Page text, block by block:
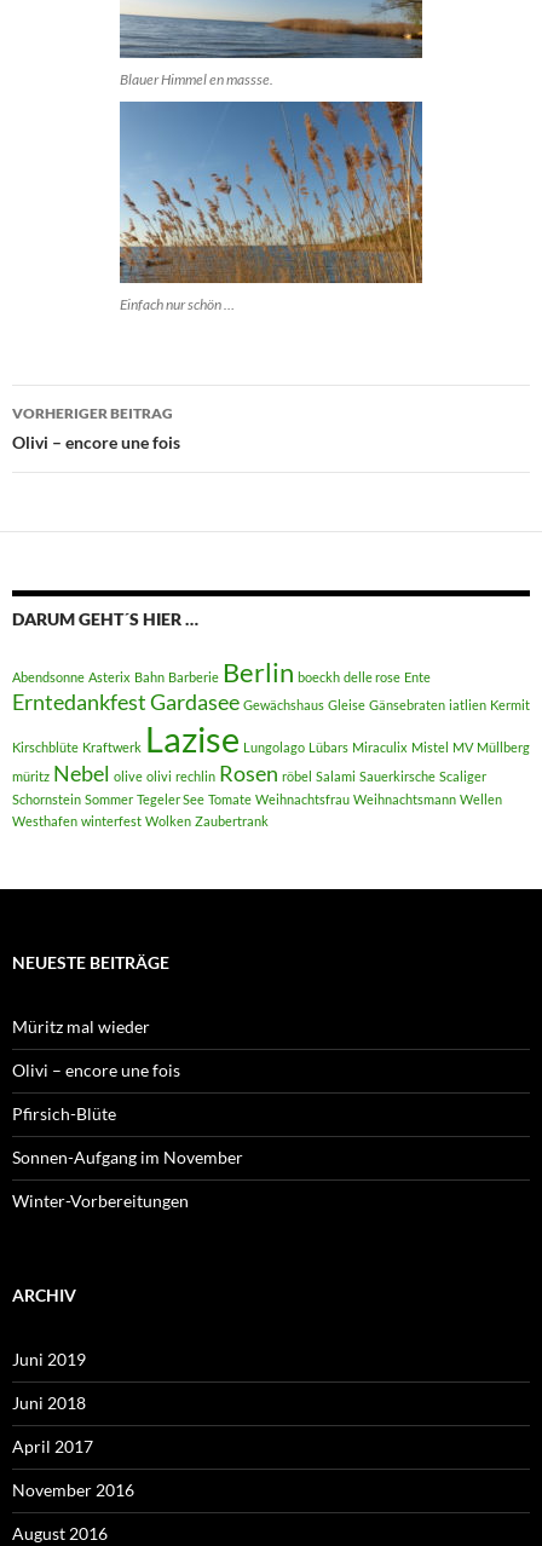
Blauer Himmel en massse.
Einfach nur schön …
Beitragsnavigation
VORHERIGER BEITRAG
Olivi – encore une fois
DARUM GEHT´S HIER …
Abendsonne Asterix Bahn Barberie Berlin boeckh delle rose Ente
ErntedankfestGardasee Gewächshaus Gleise Gänsebraten iatlien Kermit
Kirschblüte Kraftwerk Lazise Lungolago Lübars Miraculix Mistel MV Müllberg
müritz Nebel olive olivi rechlin Rosen röbel Salami Sauerkirsche Scaliger
Schornstein Sommer Tegeler See Tomate Weihnachtsfrau Weihnachtsmann Wellen
Westhafen winterfest Wolken Zaubertrank
NEUESTE BEITRÄGE
Müritz mal wieder
Olivi – encore une fois
Pfirsich-Blüte
Sonnen-Aufgang im November
Winter-Vorbereitungen
ARCHIV
Juni 2019
Juni 2018
April 2017
November 2016
August 2016